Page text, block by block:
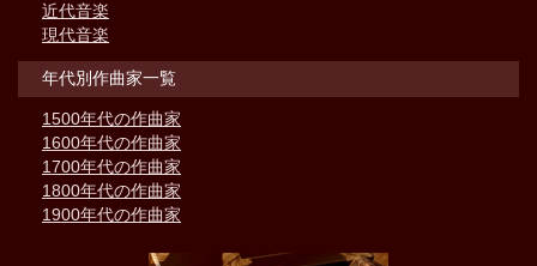
近代音楽
現代音楽
年代別作曲家一覧
1500年代の作曲家
1600年代の作曲家
1700年代の作曲家
1800年代の作曲家
1900年代の作曲家